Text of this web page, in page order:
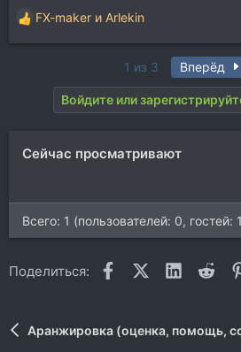
Р
е
FX-maker и Arlekin
1 из 3 Вперёд
Войдите или
Сейчас просматривают
Всего: 1 (пользователей: 0, гостей:
Поделиться: FacebookX (Twitter)
LinkedIn
Аранжировка (оценка, помощь,